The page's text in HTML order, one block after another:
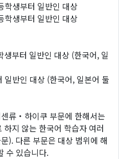
학생부터 일반인 대상
학생부터 일반인 대상
부터 일반인 대상 (한국어, 일
반인 대상 (한국어, 일본어 둘
류・하이쿠 부문에 한해서는
지 않는 한국어 학습자 여러
). 다른 부문은 대상 범위에 해
수 있습니다.